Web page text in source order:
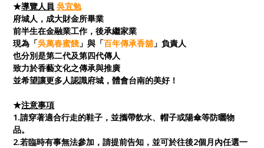
★導覽人員 吳宜勉
府城人，成大財金所畢業
前半生在金融業工作，後承繼家業
現為「吳萬春蜜餞 」與「百年傳承香舖 」負責人
也分別是第二代及第四代傳人
致力於香藝文化之傳承與推廣
並希望讓更多人認識府城，體會台南的美好！
★注意事項
1.請穿著適合行走的鞋子，並攜帶飲水、帽子或陽傘等防曬物
品。
2.若臨時有事無法參加，請提前告知，並可於往後2個月內任選一